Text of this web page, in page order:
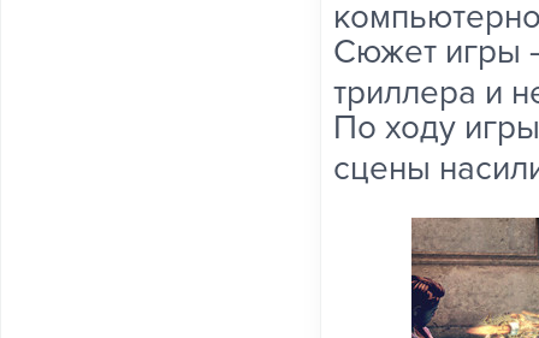
Сюжет игры
триллера и
По ходу
сцены